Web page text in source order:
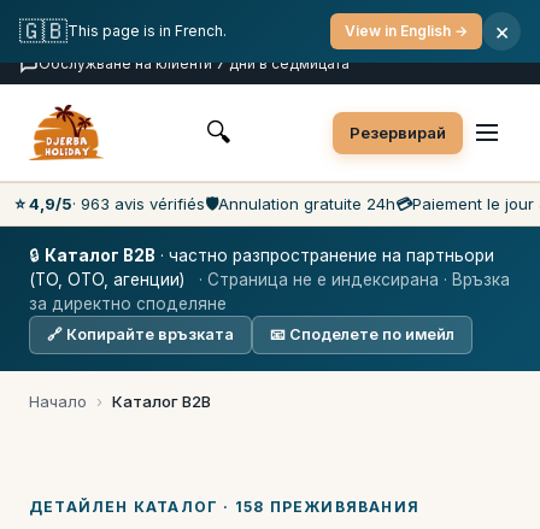
Безплатно отмяна
Плащане в деня на тура
Най-ниските цени на пазара
Обслужване на клиенти 7 дни в седмицата
🔍 Резервирай
⭐ 4,9/5· 963 avis vérifiés🛡️Annulation gratuite 24h💳Paiement le jour
🔒 Каталог B2B · частно разпространение на партньори
(TO, OTO, агенции)
· Страница не е индексирана · Връзка
за директно споделяне
🔗 Копирайте връзката 📧 Споделете по имейл
Начало › Каталог B2B
ДЕТАЙЛЕН КАТАЛОГ · 158 ПРЕЖИВЯВАНИЯ
🇬🇧This page is in French. View in English → ×